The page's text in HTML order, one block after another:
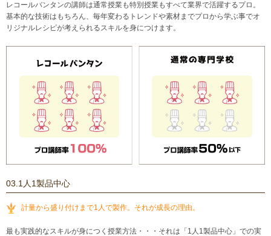
レコールバンタンの講師は通常授業も特別授業もすべて業界で活躍するプロ。
基本的な技術はもちろん、毎年変わるトレンドや素材までプロから学ぶ事でオ
リジナルレシピが考えられるスキルを身につけます。
03.1人1製品中心
計量から盛り付けまで1人で製作。それが成長の理由。
最も実践的なスキルが身につく授業方法・・・それは「1人1製品中心」での実